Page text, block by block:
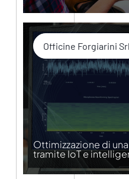
Officine Forgiarini Srl
Ottimizzazione di
tramite IoT e